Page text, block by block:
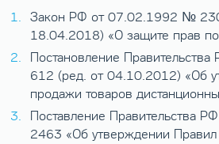
Закон РФ от 07.02.1992 №
18.04.2018) «О защите прав
Постановление
612 (ред. от 04.10.2012) «Об
продажи товаров
Поставление Правительства
2463 «Об утверждении